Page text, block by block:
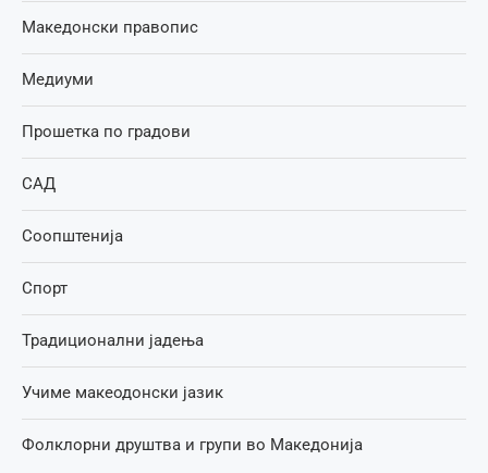
Македонски правопис
Медиуми
Прошетка по градови
САД
Соопштенија
Спорт
Традиционални јадења
Учиме макеодонски јазик
Фолклорни друштва и групи во Македонија